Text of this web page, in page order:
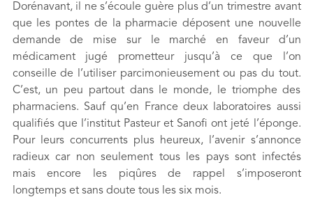
Dorénavant, il ne s’écoule guère plus d’un trimestre avant
que les pontes de la pharmacie déposent une nouvelle
demande de mise sur le marché en faveur d’un
médicament jugé prometteur jusqu’à ce que l’on
conseille de l’utiliser parcimonieusement ou pas du tout.
C’est, un peu partout dans le monde, le triomphe des
pharmaciens. Sauf qu’en France deux laboratoires aussi
qualifiés que l’institut Pasteur et Sanofi ont jeté l’éponge.
Pour leurs concurrents plus heureux, l’avenir s’annonce
radieux car non seulement tous les pays sont infectés
mais encore les piqûres de rappel s’imposeront
longtemps et sans doute tous les six mois.